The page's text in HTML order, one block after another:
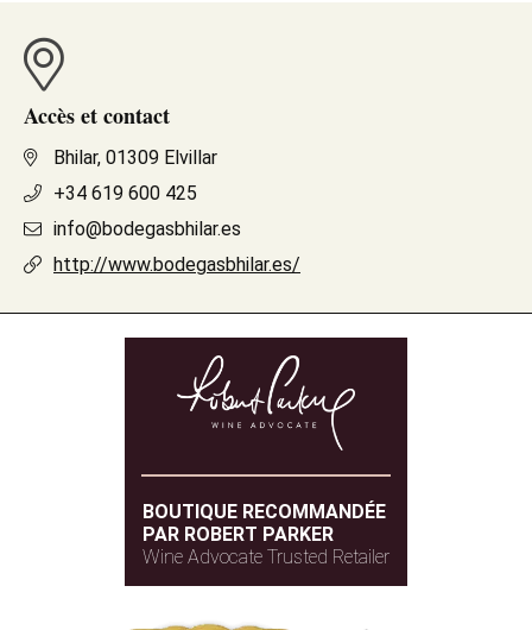
Accès et contact
Bhilar, 01309 Elvillar
+34 619 600 425
info@bodegasbhilar.es
http://www.bodegasbhilar.es/
BOUTIQUE RECOMMANDÉE
PAR ROBERT PARKER
Wine Advocate Trusted Retailer